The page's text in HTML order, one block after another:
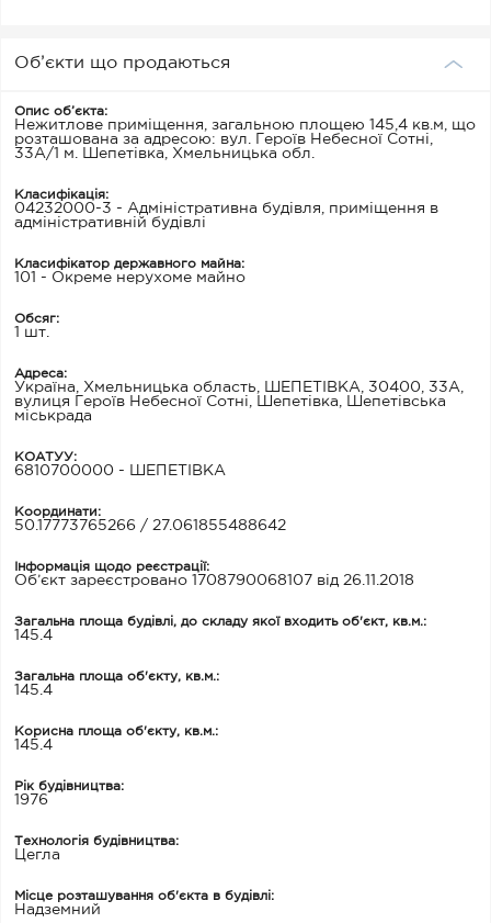
Об’єкти що продаються
Опис об’єкта:
Нежитлове приміщення, загальною площею 145,4 кв.м, що
розташована за адресою: вул. Героїв Небесної Сотні,
33А/1 м. Шепетівка, Хмельницька обл.
Класифікація:
04232000-3 - Адміністративна будівля, приміщення в
адміністративній будівлі
Класифікатор державного майна:
101 - Окреме нерухоме майно
Обсяг:
1 шт.
Адреса:
Україна, Хмельницька область, ШЕПЕТІВКА, 30400, 33А,
вулиця Героїв Небесної Сотні, Шепетівка, Шепетівська
міськрада
КОАТУУ:
6810700000 - ШЕПЕТІВКА
Координати:
50.17773765266 / 27.061855488642
Інформація щодо реєстрації:
Об’єкт зареєстровано 1708790068107 від 26.11.2018
Загальна площа будівлі, до складу якої входить об'єкт, кв.м.:
145.4
Загальна площа об'єкту, кв.м.:
145.4
Корисна площа об'єкту, кв.м.:
145.4
Рік будівництва:
1976
Технологія будівництва:
Цегла
Місце розташування об'єкта в будівлі:
Надземний